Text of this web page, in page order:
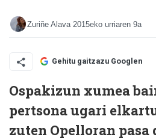
Zuriñe Alava 2015eko urriaren 9a
Gehitu gaitzazu Googlen
Ospakizun xumea
pertsona ugari
zuten Opelloran pasa